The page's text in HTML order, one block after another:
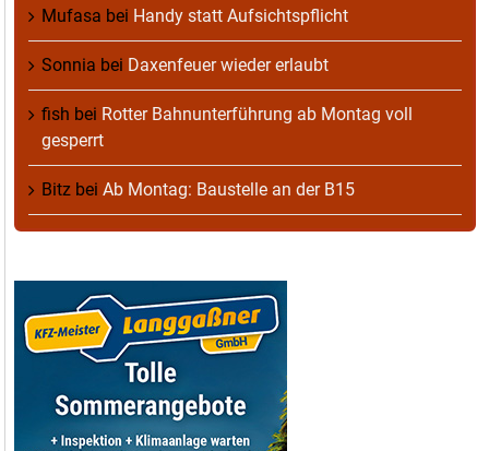
Mufasa bei Handy statt Aufsichtspflicht
Sonnia bei Daxenfeuer wieder erlaubt
fish bei Rotter Bahnunterführung ab Montag voll
gesperrt
Bitz bei Ab Montag: Baustelle an der B15